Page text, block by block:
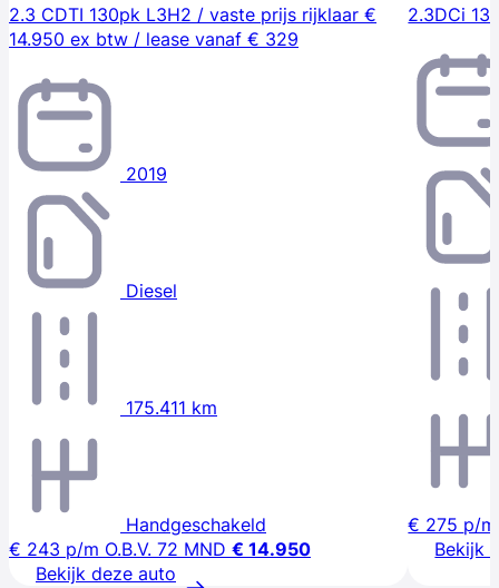
2.3 CDTI 130pk L3H2 / vaste prijs rijklaar €
14.950 ex btw / lease vanaf € 329
2019
Diesel
175.411 km
Handgeschakeld
€ 243 p/m O.B.V. 72 MND € 14.950
Bekijk deze auto
2.3DCi
€ 275 p/m
Bekijk